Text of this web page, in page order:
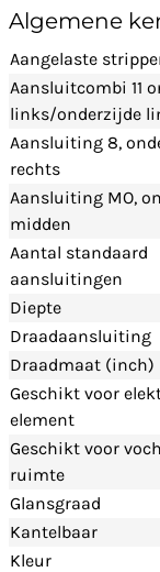
Algemene
Aangelaste
Aansluitcombi 11
links/onderzijde
Aansluiting 8,
rechts
Aansluiting MO,
midden
Aantal standaard
aansluitingen
Diepte
Draadaansluiting
Draadmaat (inch)
Geschikt voor
element
Geschikt voor
ruimte
Glansgraad
Kantelbaar
Kleur